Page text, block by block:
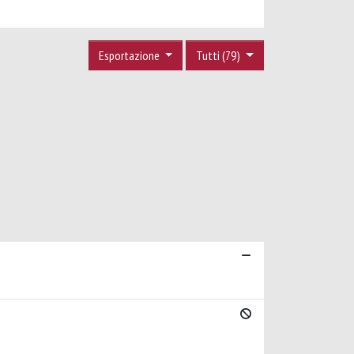
Tutti (79)
Esportazione